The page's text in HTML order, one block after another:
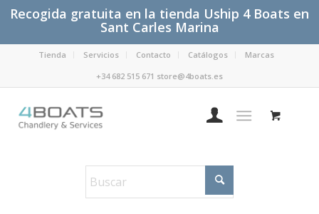
Recogida gratuita en la tienda Uship 4 Boats en
Sant Carles Marina
Tienda Servicios Contacto Catálogos
Marcas
+34 682 515 671 store@4boats.es